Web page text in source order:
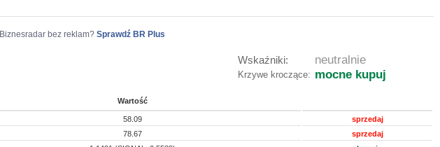
Biznesradar bez reklam? Sprawdź BR Plus
neutralnie
Wskaźniki:
mocne kupuj
Krzywe kroczące:
Wartość
58.09
sprzedaj
78.67
sprzedaj